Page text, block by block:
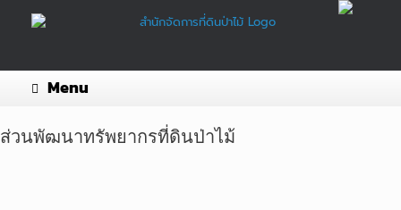
Menu
ส่วนพัฒนาทรัพยากรที่ดินป่าไม้